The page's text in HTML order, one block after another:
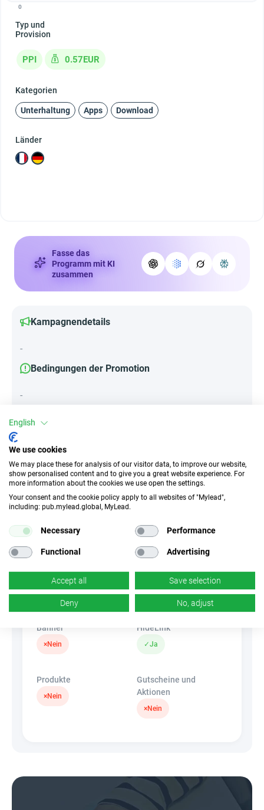
0
Typ und
Provision
PPI 0.57EUR
Kategorien
Unterhaltung Apps Download
Länder
Fasse das
Programm mit KI
zusammen
Kampagnendetails
-
Bedingungen der Promotion
-
Attribute
||Geräte||
Desktop
Unerlaubter
k.A.
k.A.
×Nein
Banner
×Nein
HideLink
✓Ja
Produkte
×Nein
Gutscheine und
Aktionen
×Nein
English
We use cookies
We may place these for analysis of our visitor data, to improve our website,
show personalised content and to give you a great website experience. For
more information about the cookies we use open the settings.
Your consent and the cookie policy apply to all websites of "Mylead",
including: pub.mylead.global, MyLead.
Necessary Performance
Functional Advertising
Accept all Save selection
Deny No, adjust